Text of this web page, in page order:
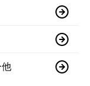
他